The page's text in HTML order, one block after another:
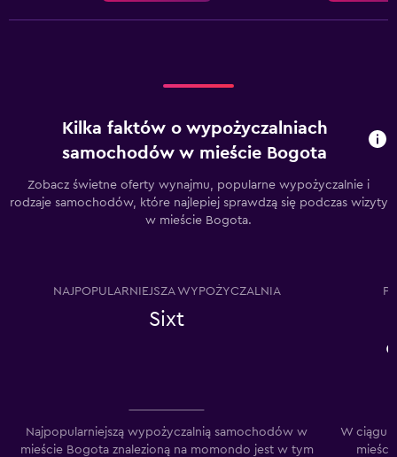
Kilka faktów o wypożyczalniach
samochodów w mieście Bogota
Zobacz świetne oferty wynajmu, popularne wypożyczalnie i
rodzaje samochodów, które najlepiej sprawdzą się podczas wizyty
w mieście Bogota.
NAJPOPULARNIEJSZA WYPOŻYCZALNIA
Sixt
Najpopularniejszą wypożyczalnią samochodów w
mieście Bogota znalezioną na momondo jest w tym
W ciągu